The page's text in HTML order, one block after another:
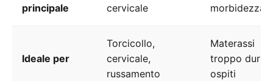
principale
cervicale
morbidezza
Ideale per
Torcicollo,
cervicale,
russamento
Materassi
troppo duri,
ospiti